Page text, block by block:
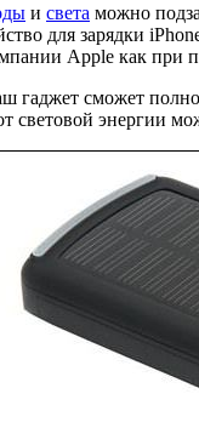
и света можно
для зарядки
Apple как при
сможет
световой энергии